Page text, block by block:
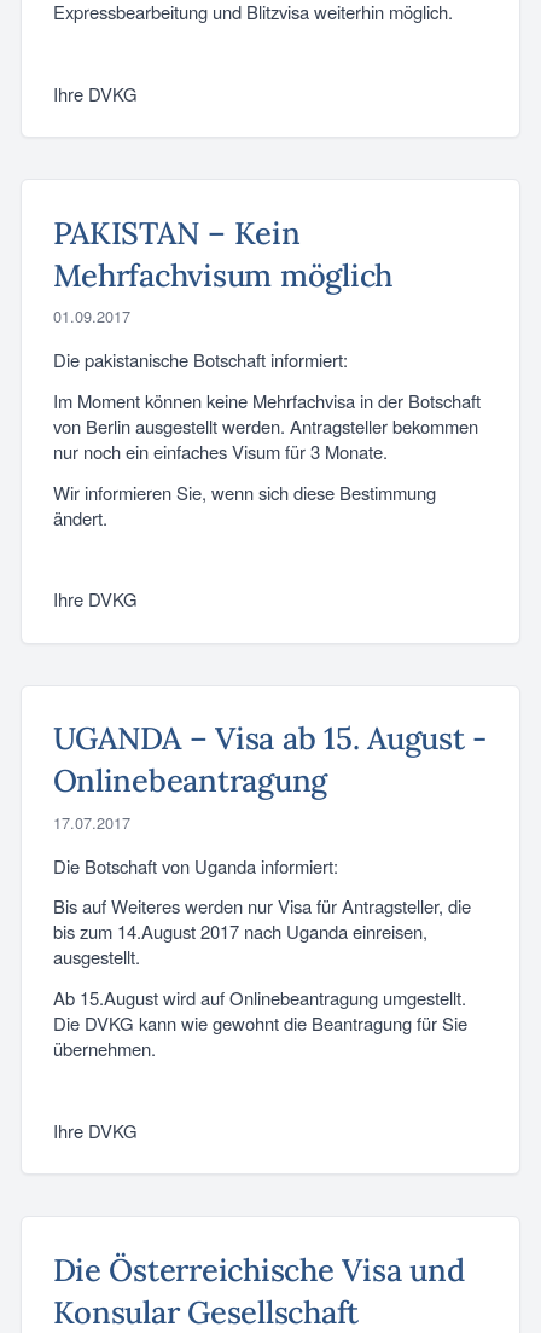
Expressbearbeitung und Blitzvisa weiterhin möglich.
Ihre DVKG
PAKISTAN – Kein
Mehrfachvisum möglich
01.09.2017
Die pakistanische Botschaft informiert:
Im Moment können keine Mehrfachvisa in der Botschaft
von Berlin ausgestellt werden. Antragsteller bekommen
nur noch ein einfaches Visum für 3 Monate.
Wir informieren Sie, wenn sich diese Bestimmung
ändert.
Ihre DVKG
UGANDA – Visa ab 15. August -
Onlinebeantragung
17.07.2017
Die Botschaft von Uganda informiert:
Bis auf Weiteres werden nur Visa für Antragsteller, die
bis zum 14.August 2017 nach Uganda einreisen,
ausgestellt.
Ab 15.August wird auf Onlinebeantragung umgestellt.
Die DVKG kann wie gewohnt die Beantragung für Sie
übernehmen.
Ihre DVKG
Die Österreichische Visa und
Konsular Gesellschaft